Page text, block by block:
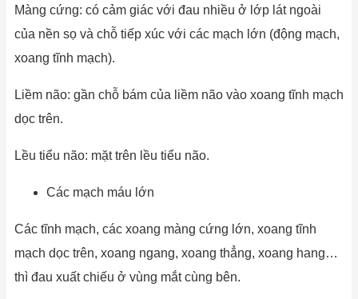
Màng cứng: có cảm giác với đau nhiều ở lớp lát ngoài
của nền sọ và chỗ tiếp xúc với các mạch lớn (động mạch,
xoang tĩnh mạch).
Liềm não: gần chỗ bám của liềm não vào xoang tĩnh mạch
dọc trên.
Lều tiểu não: mặt trên lều tiểu não.
Các mạch máu lớn
Các tĩnh mạch, các xoang màng cứng lớn, xoang tĩnh
mạch dọc trên, xoang ngang, xoang thẳng, xoang hang…
thì đau xuất chiếu ở vùng mắt cùng bên.